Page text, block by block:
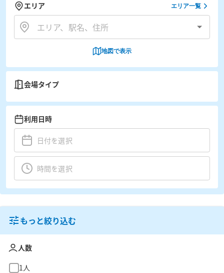
エリア エリア一覧
地図で表示
会場タイプ
利用日時
もっと絞り込む
人数
1人